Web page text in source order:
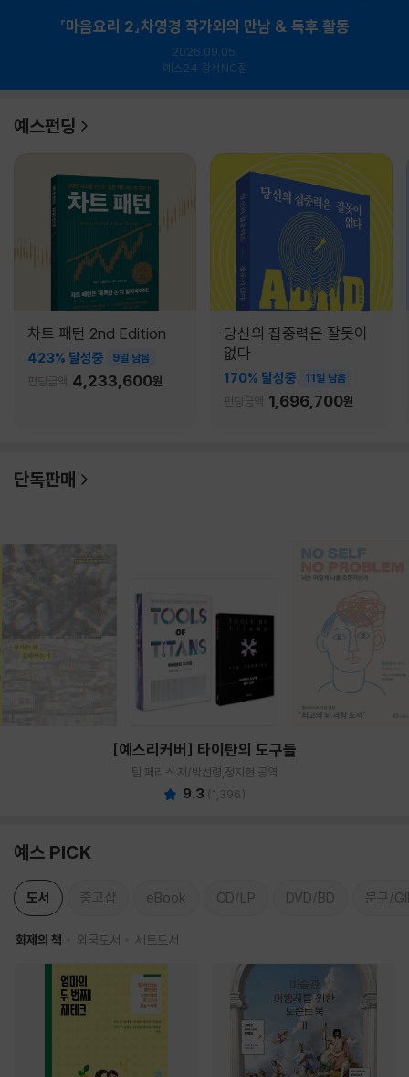
『마음요리 2』차영경 작가와의 만남 & 독후 활동
2026.09.05.
예스24 강서NC점
예스펀딩
차트 패턴 2nd Edition
423% 달성중 9일 남음
펀딩금액 4,233,600원
당신의 집중력은 잘못이
없다
170% 달성중 11일 남음
펀딩금액 1,696,700원
단독판매
[예스리커버] 타이탄의 도구들
팀 페리스 저/박선령,정지현 공역
9.3 (1,396)
예스 PICK
도서 중고샵 eBook CD/LP DVD/BD 문구/
화제의 책 외국도서 세트도서